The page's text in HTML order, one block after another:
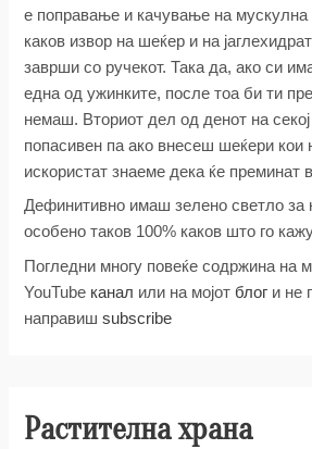
е поправање и качување на
каков извор на шеќер и на
заврши со ручекот. Така да, ако си
една од ужинките, после тоа би ти
немаш. Вториот дел од денот на
попасивен па ако внесеш шеќери кои
искористат знаеме дека ќе преминат
Дефинитивно имаш зелено светло за
особено таков 100% каков што го
Погледни многу повеќе содржина на
YouTube канал или на мојот блог и не
направишsubscribe
Растителна храна